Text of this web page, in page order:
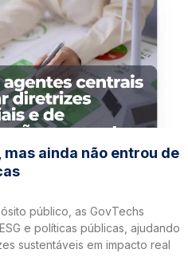
mas ainda não entrou de
público, as GovTechs
e políticas públicas, ajudando
sustentáveis em impacto real